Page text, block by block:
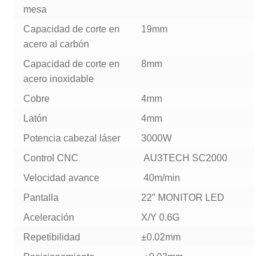
mesa
Capacidad de corte en
acero al carbón
19mm
Capacidad de corte en
acero inoxidable
8mm
Cobre
4mm
Latón
4mm
Potencia cabezal láser
3000W
Control CNC
AU3TECH SC2000
Velocidad avance
40m/min
Pantalla
22″ MONITOR LED
Aceleración
X/Y 0.6G
Repetibilidad
±0.02mm